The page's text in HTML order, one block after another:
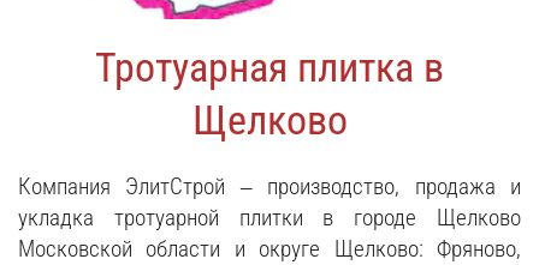
Тротуарная плитка в
Щелково
Компания ЭлитСтрой – производство, продажа и
укладка тротуарной плитки в городе Щелково
Московской области и округе Щелково: Фряново,